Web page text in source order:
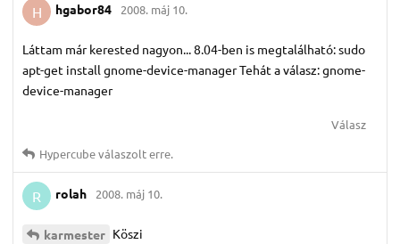
H hgabor84 2008. máj 10.
Láttam már kerested nagyon... 8.04-ben is megtalálható: sudo
apt-get install gnome-device-manager Tehát a válasz: gnome-
device-manager
Válasz
Hypercubeválaszolt erre.
R rolah 2008. máj 10.
karmester Köszi